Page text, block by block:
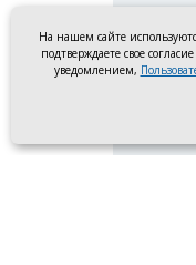
На нашем сайте
подтверждаете свое
уведомлением,